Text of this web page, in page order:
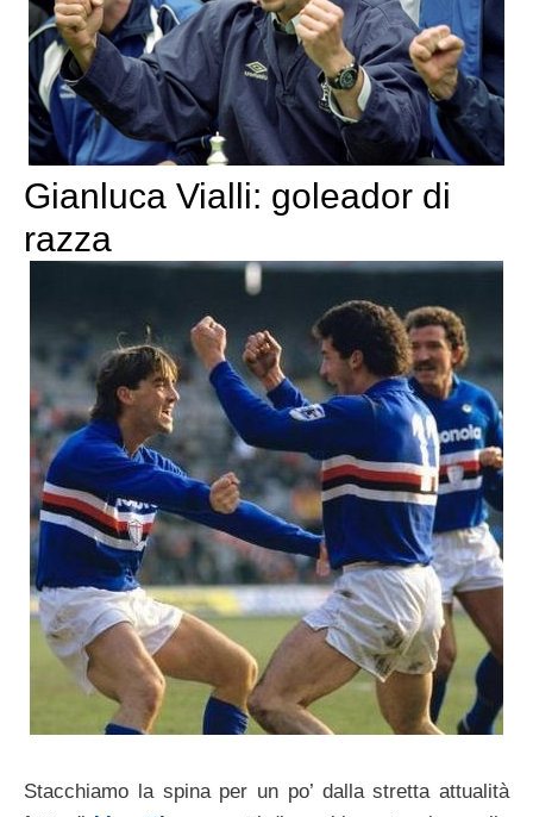
Gianluca Vialli: goleador di
razza
Stacchiamo la spina per un po’ dalla stretta attualità